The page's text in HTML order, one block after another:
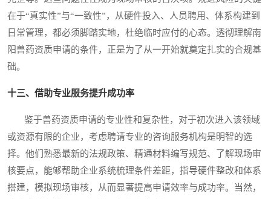
在于“真实性”与“一致性”，从硬件投入、人员聘用、体系构建到
日常管理，都必须脚踏实地，杜绝临时应付的心态。透彻理解南
阳兽药资质申请的条件，正是为了从一开始就奠定扎实的合规基
础。
十三、借助专业服务提升成功率
鉴于兽药资质申请的专业性和复杂性，对于初次进入该领域
或资源有限的企业，考虑聘请专业的咨询服务机构是明智的选
择。他们熟悉最新的法规政策、精通材料编写规范、了解现场审
核要点，能够帮助企业系统梳理条件差距，指导硬件整改和体系
搭建，模拟现场审核，从而显著提高申请效率与成功率。当然，